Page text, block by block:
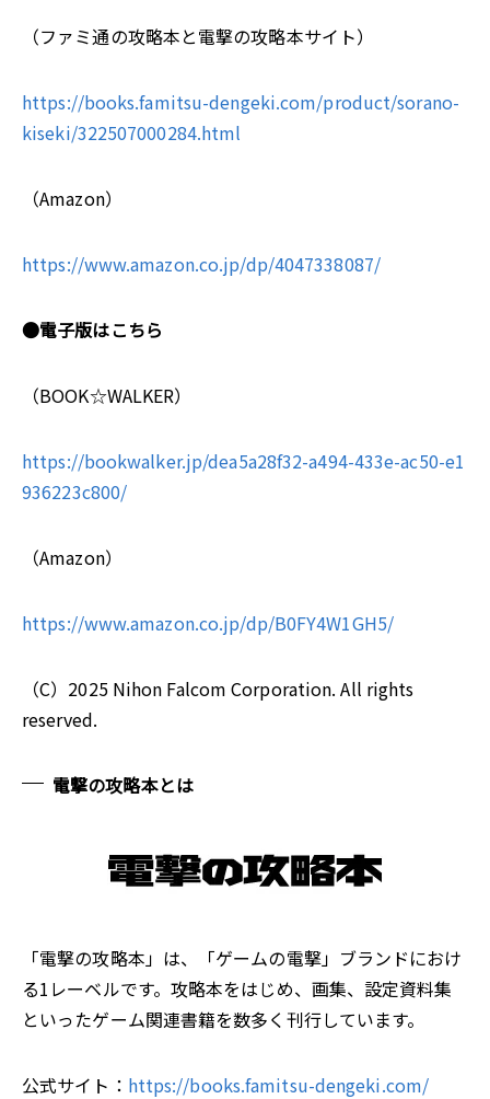
（ファミ通の攻略本と電撃の攻略本サイト）
https://books.famitsu-dengeki.com/product/sorano-
kiseki/322507000284.html
（Amazon）
https://www.amazon.co.jp/dp/4047338087/
●電子版はこちら
（BOOK☆WALKER）
https://bookwalker.jp/dea5a28f32-a494-433e-ac50-e1
936223c800/
（Amazon）
https://www.amazon.co.jp/dp/B0FY4W1GH5/
（C）2025 Nihon Falcom Corporation. All rights
reserved.
電撃の攻略本とは
「電撃の攻略本」は、「ゲームの電撃」ブランドにおけ
る1レーベルです。攻略本をはじめ、画集、設定資料集
といったゲーム関連書籍を数多く刊行しています。
公式サイト： https://books.famitsu-dengeki.com/